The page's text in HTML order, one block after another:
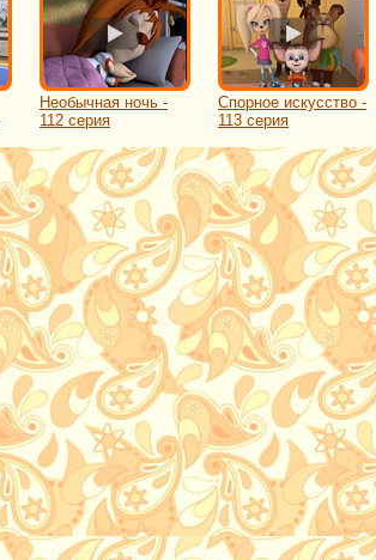
Необычная ночь -
112 серия
Спорное искусство -
113 серия